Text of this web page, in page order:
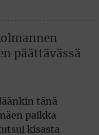
päättävässä
tänä
paikka
kisasta